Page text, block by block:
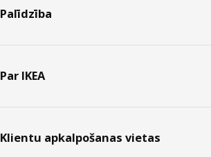
Palīdzība
Par IKEA
Klientu apkalpošanas vietas